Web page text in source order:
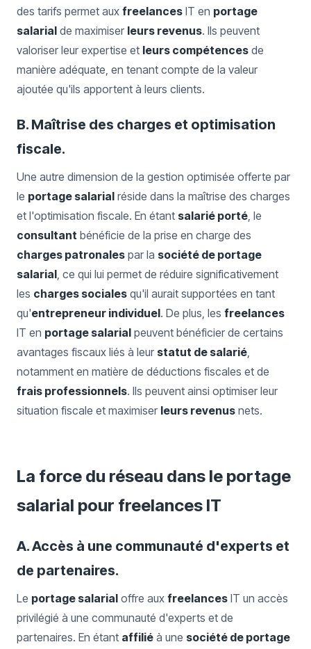
des tarifs permet aux freelances IT en portage
salarial de maximiser leurs revenus. Ils peuvent
valoriser leur expertise et leurs compétences de
manière adéquate, en tenant compte de la valeur
ajoutée qu'ils apportent à leurs clients.
B. Maîtrise des charges et optimisation
fiscale.
Une autre dimension de la gestion optimisée offerte par
le portage salarial réside dans la maîtrise des charges
et l'optimisation fiscale. En étant salarié porté, le
consultant bénéficie de la prise en charge des
charges patronales par la société de portage
salarial, ce qui lui permet de réduire significativement
les charges sociales qu'il aurait supportées en tant
qu'entrepreneur individuel. De plus, les freelances
IT en portage salarial peuvent bénéficier de certains
avantages fiscaux liés à leur statut de salarié,
notamment en matière de déductions fiscales et de
frais professionnels. Ils peuvent ainsi optimiser leur
situation fiscale et maximiser leurs revenus nets.
La force du réseau dans le portage
salarial pour freelances IT
A. Accès à une communauté d'experts et
de partenaires.
Le portage salarial offre aux freelances IT un accès
privilégié à une communauté d'experts et de
partenaires. En étant affilié à une société de portage